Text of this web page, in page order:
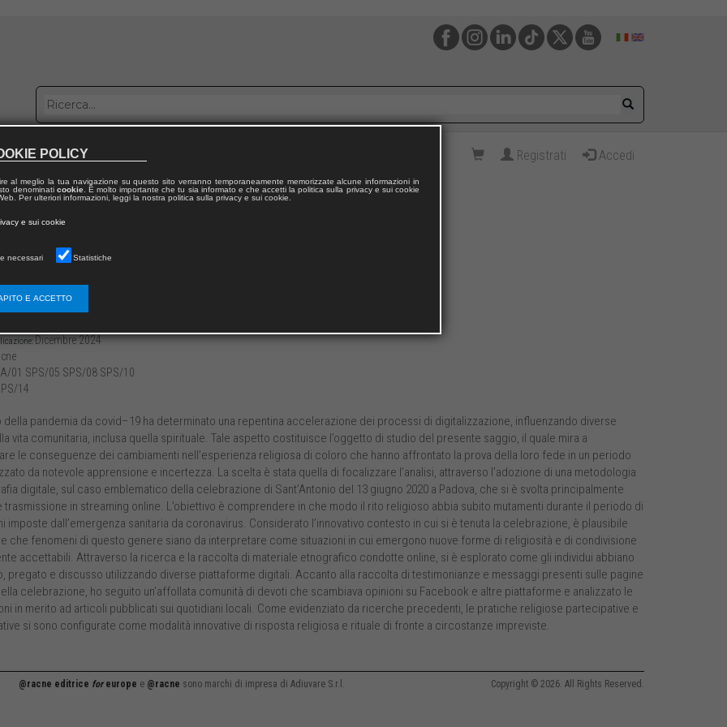
con noi Registrati Accedi
Dicembre 2024
01 SPS/05 SPS/08 SPS/10
14
della pandemia da covid–19 ha determinato una repentina accelerazione dei processi di digitalizzazione, influenzando diverse
vita comunitaria, inclusa quella spirituale. Tale aspetto costituisce l’oggetto di studio del presente saggio, il quale mira a
le conseguenze dei cambiamenti nell’esperienza religiosa di coloro che hanno affrontato la prova della loro fede in un periodo
da notevole apprensione e incertezza. La scelta è stata quella di focalizzare l’analisi, attraverso l’adozione di una metodologia
digitale, sul caso emblematico della celebrazione di Sant’Antonio del 13 giugno 2020 a Padova, che si è svolta principalmente
trasmissione in streaming online. L’obiettivo è comprendere in che modo il rito religioso abbia subito mutamenti durante il periodo di
imposte dall’emergenza sanitaria da coronavirus. Considerato l’innovativo contesto in cui si è tenuta la celebrazione, è plausibile
che fenomeni di questo genere siano da interpretare come situazioni in cui emergono nuove forme di religiosità e di condivisione
accettabili. Attraverso la ricerca e la raccolta di materiale etnografico condotte online, si è esplorato come gli individui abbiano
pregato e discusso utilizzando diverse piattaforme digitali. Accanto alla raccolta di testimonianze e messaggi presenti sulle pagine
celebrazione, ho seguito un’affollata comunità di devoti che scambiava opinioni su Facebook e altre piattaforme e analizzato le
in merito ad articoli pubblicati sui quotidiani locali. Come evidenziato da ricerche precedenti, le pratiche religiose partecipative e
si sono configurate come modalità innovative di risposta religiosa e rituale di fronte a circostanze impreviste.
@racne editrice foreurope e @racne sono marchi di impresa di Adiuvare S.r.l. Copyright © 2026. All Rights Reserved.
POLICY
al meglio la tua navigazione su questo sito verranno temporaneamente memorizzate alcune informazioni in
denominati cookie. È molto importante che tu sia informato e che accetti la politica sulla privacy e sui cookie
Per ulteriori informazioni, leggi la nostra politica sulla privacy e sui cookie.
e sui cookie
necessari Statistiche
E ACCETTO